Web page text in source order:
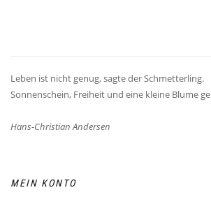
Leben ist nicht genug, sagte der Schmetterling.
Sonnenschein, Freiheit und eine kleine Blume
Hans-Christian Andersen
MEIN KONTO